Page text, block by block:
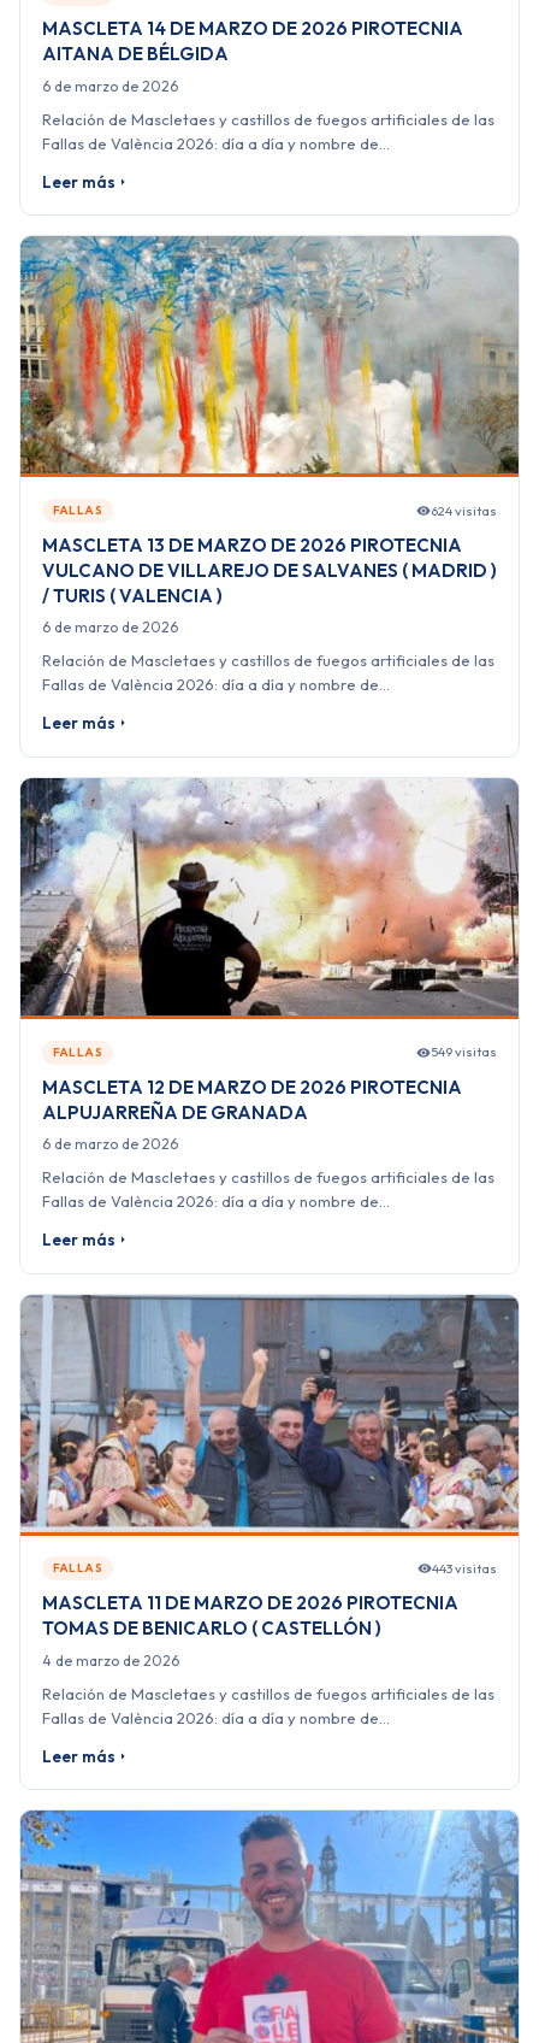
MASCLETA 14 DE MARZO DE 2026 PIROTECNIA
AITANA DE BÉLGIDA
6 de marzo de 2026
Relación de Mascletaes y castillos de fuegos artificiales de las
Fallas de València 2026: día a día y nombre de…
Leer más
FALLAS 624 visitas
MASCLETA 13 DE MARZO DE 2026 PIROTECNIA
VULCANO DE VILLAREJO DE SALVANES ( MADRID )
/ TURIS ( VALENCIA )
6 de marzo de 2026
Relación de Mascletaes y castillos de fuegos artificiales de las
Fallas de València 2026: día a día y nombre de…
Leer más
FALLAS 549 visitas
MASCLETA 12 DE MARZO DE 2026 PIROTECNIA
ALPUJARREÑA DE GRANADA
6 de marzo de 2026
Relación de Mascletaes y castillos de fuegos artificiales de las
Fallas de València 2026: día a día y nombre de…
Leer más
FALLAS 443 visitas
MASCLETA 11 DE MARZO DE 2026 PIROTECNIA
TOMAS DE BENICARLO ( CASTELLÓN )
4 de marzo de 2026
Relación de Mascletaes y castillos de fuegos artificiales de las
Fallas de València 2026: día a día y nombre de…
Leer más